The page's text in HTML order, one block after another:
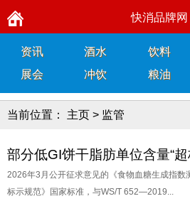
快消品牌网
资讯 酒水 饮料
展会
冲饮 粮油
当前位置： 主页 > 监管
部分低GI饼干脂肪单位含量“超
2026年3月公开征求意见的《食物血糖生成指数
标示规范》国家标准，与WS/T 652—2019...